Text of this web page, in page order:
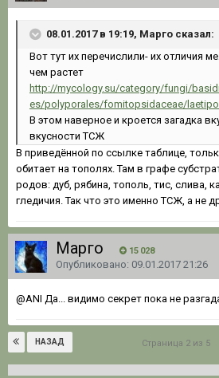
08.01.2017 в 19:19, Марго сказал:
Вот тут их перечислили- их отличия
чем растет
http://mycology.su/category/fungi/
es/polyporales/fomitopsidaceae/
В этом наверное и кроется загадка
вкусности ТСЖ
В приведённой по ссылке таблице,
обитает на тополях. Там в графе
родов: дуб, рябина, тополь, тис, слива,
гледичия. Так что это именно ТСЖ, а не
Марго 15 028
Опубликовано: 09.01.2017 21:26
@ANI Да... видимо секрет пока не
НАЗАД Страница 2 из 5